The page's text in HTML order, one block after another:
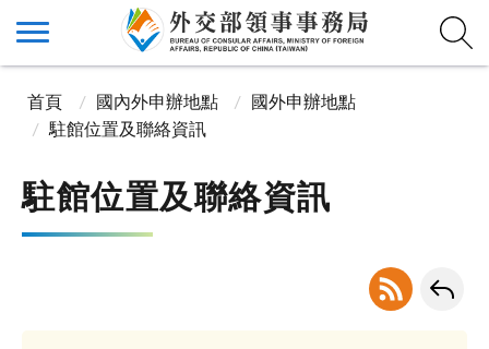
首頁 國內外申辦地點
國外申辦地點
駐館位置及聯絡資訊
駐館位置及聯絡資訊